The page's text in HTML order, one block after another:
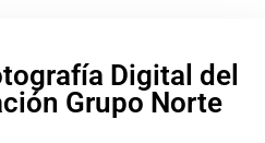
Digital del
Grupo Norte